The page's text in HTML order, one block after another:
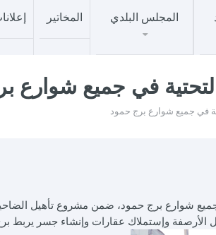
المجلس البلدي المخاتير
في جميع شوارع
في جميع شوارع برج حمود
جميع شوارع برج حمود، ضمن مشروع تأهيل
الأرصفة وإستملاك عقارات وإنشاء جسر يربط